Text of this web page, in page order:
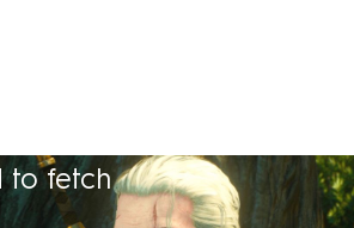
to fetch
postavy i příběh třetího